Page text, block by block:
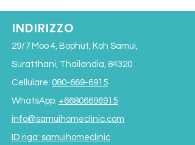
INDIRIZZO
29/7 Moo 4, Bophut, Koh Samui,
Suratthani, Thailandia, 84320
Cellulare: 080-669-6915
WhatsApp: +66806696915
info@samuihomeclinic.com
ID riga: samuihomeclinic